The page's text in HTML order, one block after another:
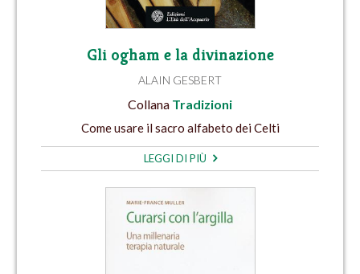
Gli ogham e la divinazione
ALAIN GESBERT
Collana Tradizioni
Come usare il sacro alfabeto dei Celti
LEGGI DI PIÙ